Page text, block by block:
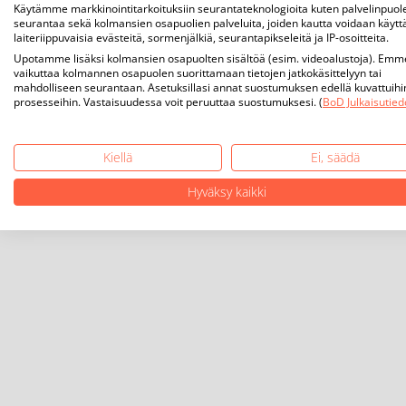
Käytämme markkinointitarkoituksiin seurantateknologioita kuten
seurantaa sekä kolmansien osapuolien palveluita, joiden kautta voidaan
laiteriippuvaisia evästeitä, sormenjälkiä, seurantapikseleitä ja IP-osoitteita.
Upotamme lisäksi kolmansien osapuolten sisältöä (esim. videoalustoja).
vaikuttaa kolmannen osapuolen suorittamaan tietojen jatkokäsittelyyn tai
mahdolliseen seurantaan. Asetuksillasi annat suostumuksen edellä
prosesseihin. Vastaisuudessa voit peruuttaa suostumuksesi. (BoD
Kiellä
Ei, säädä
Hyväksy kaikki